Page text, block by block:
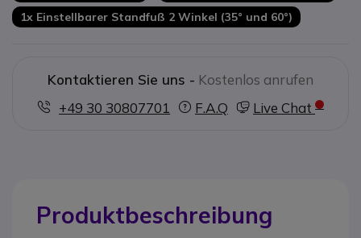
1x Einstellbarer Standfuß 2 Winkel (35° und 60°)
Kontaktieren Sie uns - Kostenlos anrufen
+49 30 30807701
F.A.Q Live Chat
Produktbeschreibung